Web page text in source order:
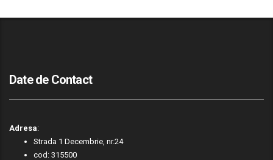
Date de Contact
Adresa:
Strada 1 Decembrie, nr.24
cod: 315500